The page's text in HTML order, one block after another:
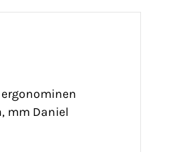
mm Daniel